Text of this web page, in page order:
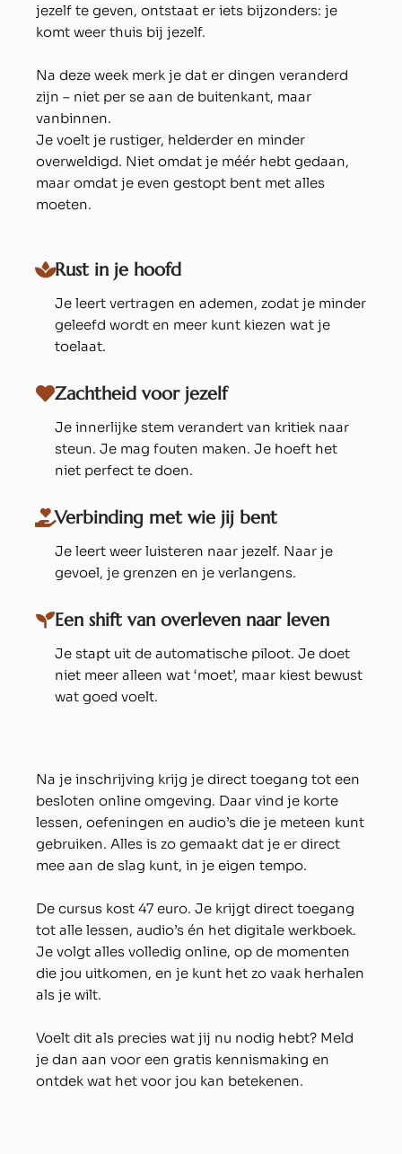
jezelf te geven, ontstaat er iets bijzonders: je
komt weer thuis bij jezelf.
Na deze week merk je dat er dingen veranderd
zijn – niet per se aan de buitenkant, maar
vanbinnen.
Je voelt je rustiger, helderder en minder
overweldigd. Niet omdat je méér hebt gedaan,
maar omdat je even gestopt bent met alles
moeten.
Rust in je hoofd
Je leert vertragen en ademen, zodat je minder
geleefd wordt en meer kunt kiezen wat je
toelaat.
Zachtheid voor jezelf
Je innerlijke stem verandert van kritiek naar
steun. Je mag fouten maken. Je hoeft het
niet perfect te doen.
Verbinding met wie jij bent
Je leert weer luisteren naar jezelf. Naar je
gevoel, je grenzen en je verlangens.
Een shift van overleven naar leven
Je stapt uit de automatische piloot. Je doet
niet meer alleen wat ‘moet’, maar kiest bewust
wat goed voelt.
Na je inschrijving krijg je direct toegang tot een
besloten online omgeving. Daar vind je korte
lessen, oefeningen en audio’s die je meteen kunt
gebruiken. Alles is zo gemaakt dat je er direct
mee aan de slag kunt, in je eigen tempo.
De cursus kost 47 euro. Je krijgt direct toegang
tot alle lessen, audio’s én het digitale werkboek.
Je volgt alles volledig online, op de momenten
die jou uitkomen, en je kunt het zo vaak herhalen
als je wilt.
Voelt dit als precies wat jij nu nodig hebt? Meld
je dan aan voor een gratis kennismaking en
ontdek wat het voor jou kan betekenen.